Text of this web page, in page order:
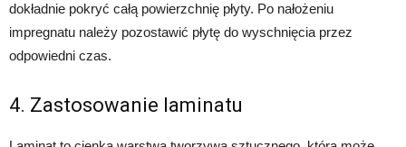
dokładnie pokryć całą powierzchnię płyty. Po nałożeniu
impregnatu należy pozostawić płytę do wyschnięcia przez
odpowiedni czas.
4. Zastosowanie laminatu